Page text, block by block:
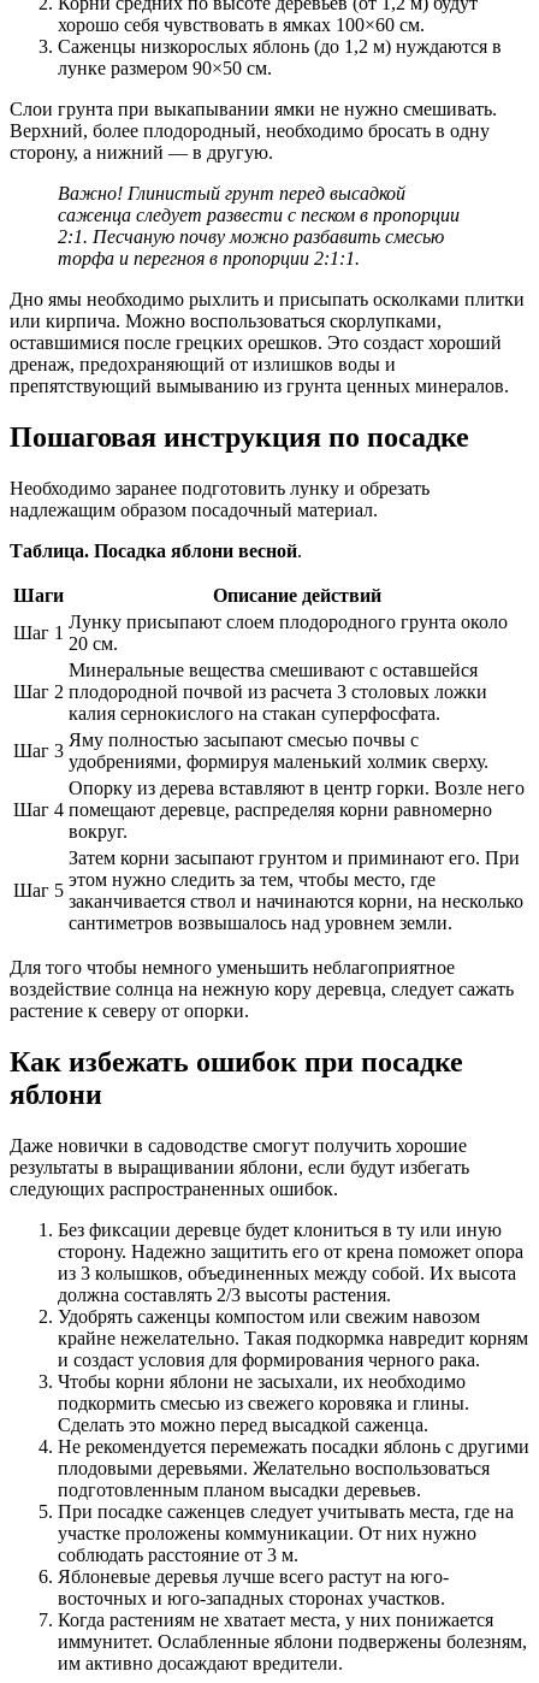
хорошо себя чувствовать в ямках 100×60 см.
Саженцы низкорослых яблонь (до 1,2 м) нуждаются в
лунке размером 90×50 см.
Слои грунта при выкапывании ямки не нужно смешивать.
Верхний, более плодородный, необходимо бросать в одну
сторону, а нижний — в другую.
Важно! Глинистый грунт перед высадкой
саженца следует развести с песком в пропорции
2:1. Песчаную почву можно разбавить смесью
торфа и перегноя в пропорции 2:1:1.
Дно ямы необходимо рыхлить и присыпать осколками плитки
или кирпича. Можно воспользоваться скорлупками,
оставшимися после грецких орешков. Это создаст хороший
дренаж, предохраняющий от излишков воды и
препятствующий вымыванию из грунта ценных минералов.
Пошаговая инструкция по посадке
Необходимо заранее подготовить лунку и обрезать
надлежащим образом посадочный материал.
Таблица. Посадка яблони весной.
Шаги
Описание действий
Шаг 1
Лунку присыпают слоем плодородного грунта около
20 см.
Шаг 2
Минеральные вещества смешивают с оставшейся
плодородной почвой из расчета 3 столовых ложки
калия сернокислого на стакан суперфосфата.
Шаг 3
Яму полностью засыпают смесью почвы с
удобрениями, формируя маленький холмик сверху.
Шаг 4
Опорку из дерева вставляют в центр горки. Возле него
помещают деревце, распределяя корни равномерно
вокруг.
Шаг 5
Затем корни засыпают грунтом и приминают его. При
этом нужно следить за тем, чтобы место, где
заканчивается ствол и начинаются корни, на несколько
сантиметров возвышалось над уровнем земли.
Для того чтобы немного уменьшить неблагоприятное
воздействие солнца на нежную кору деревца, следует сажать
растение к северу от опорки.
Как избежать ошибок при посадке
яблони
Даже новички в садоводстве смогут получить хорошие
результаты в выращивании яблони, если будут избегать
следующих распространенных ошибок.
Без фиксации деревце будет клониться в ту или иную
сторону. Надежно защитить его от крена поможет опора
из 3 колышков, объединенных между собой. Их высота
должна составлять 2/3 высоты растения.
Удобрять саженцы компостом или свежим навозом
крайне нежелательно. Такая подкормка навредит корням
и создаст условия для формирования черного рака.
Чтобы корни яблони не засыхали, их необходимо
подкормить смесью из свежего коровяка и глины.
Сделать это можно перед высадкой саженца.
Не рекомендуется перемежать посадки яблонь с другими
плодовыми деревьями. Желательно воспользоваться
подготовленным планом высадки деревьев.
При посадке саженцев следует учитывать места, где на
участке проложены коммуникации. От них нужно
соблюдать расстояние от 3 м.
Яблоневые деревья лучше всего растут на юго-
восточных и юго-западных сторонах участков.
Когда растениям не хватает места, у них понижается
иммунитет. Ослабленные яблони подвержены болезням,
им активно досаждают вредители.